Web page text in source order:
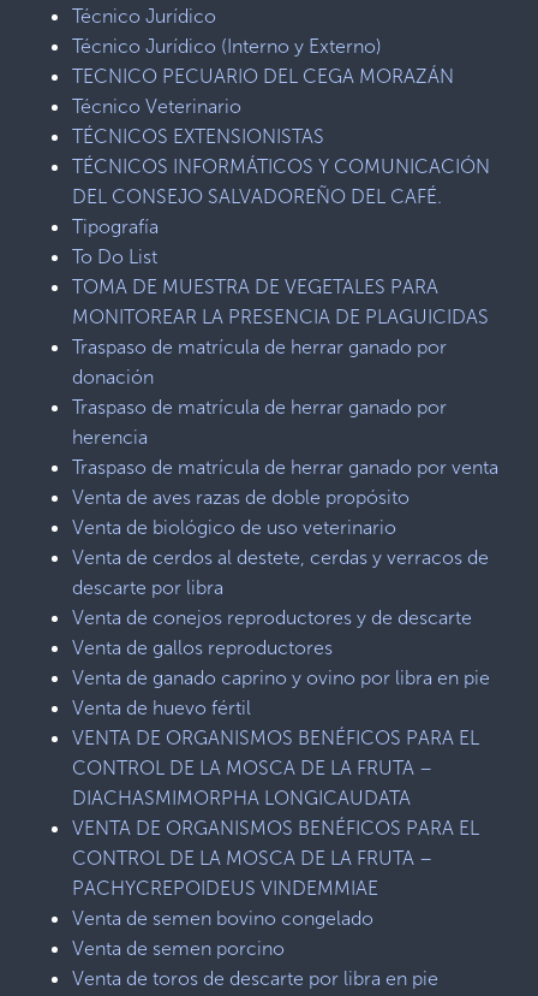
Técnico Jurídico
Técnico Jurídico (Interno y Externo)
TECNICO PECUARIO DEL CEGA MORAZÁN
Técnico Veterinario
TÉCNICOS EXTENSIONISTAS
TÉCNICOS INFORMÁTICOS Y COMUNICACIÓN
DEL CONSEJO SALVADOREÑO DEL CAFÉ.
Tipografía
To Do List
TOMA DE MUESTRA DE VEGETALES PARA
MONITOREAR LA PRESENCIA DE PLAGUICIDAS
Traspaso de matrícula de herrar ganado por
donación
Traspaso de matrícula de herrar ganado por
herencia
Traspaso de matrícula de herrar ganado por venta
Venta de aves razas de doble propósito
Venta de biológico de uso veterinario
Venta de cerdos al destete, cerdas y verracos de
descarte por libra
Venta de conejos reproductores y de descarte
Venta de gallos reproductores
Venta de ganado caprino y ovino por libra en pie
Venta de huevo fértil
VENTA DE ORGANISMOS BENÉFICOS PARA EL
CONTROL DE LA MOSCA DE LA FRUTA –
DIACHASMIMORPHA LONGICAUDATA
VENTA DE ORGANISMOS BENÉFICOS PARA EL
CONTROL DE LA MOSCA DE LA FRUTA –
PACHYCREPOIDEUS VINDEMMIAE
Venta de semen bovino congelado
Venta de semen porcino
Venta de toros de descarte por libra en pie